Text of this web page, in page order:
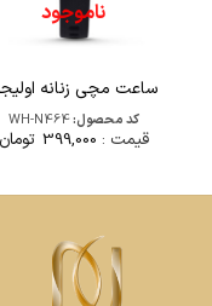
ناموجود
ساعت مچی زنانه
کد محصول:WH-N464
قیمت : 399,000 تومان